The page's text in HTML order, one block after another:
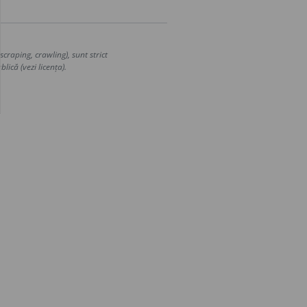
crawling), sunt strict
(vezi licența).